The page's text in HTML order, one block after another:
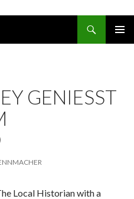
GENIESST S
Local Historian with a